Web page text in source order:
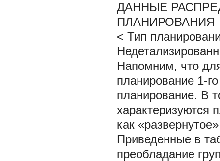
ДАННЫЕ
ПЛАНИРОВАНИЯ
< Тип
Напомним, что
планирование 1-
планирование. В
характеризуются
как
Приведенные в
преобладание